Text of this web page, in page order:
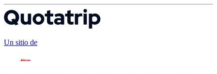
Un sitio de